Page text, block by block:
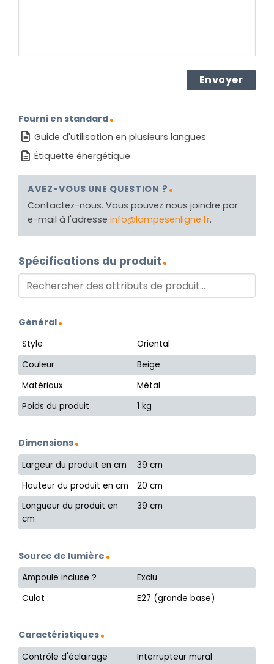
Fourni en standard
Guide d'utilisation en plusieurs langues
Étiquette énergétique
AVEZ-VOUS UNE QUESTION ?
Contactez-nous. Vous pouvez nous joindre par
e-mail à l'adresse info@lampesenligne.fr.
Spécifications du produit
Général
Style
Oriental
Couleur
Beige
Matériaux
Métal
Poids du produit
1 kg
Dimensions
Largeur du produit en cm
39 cm
Hauteur du produit en cm
20 cm
Longueur du produit en
cm
39 cm
Source de lumière
Ampoule incluse ?
Exclu
Culot :
E27 (grande base)
Caractéristiques
Contrôle d'éclairage
Interrupteur mural